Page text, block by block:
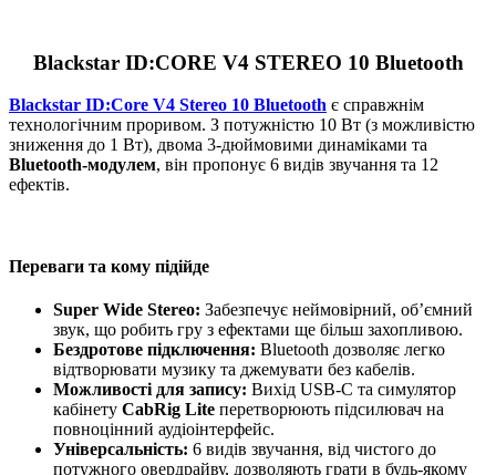
Blackstar ID:CORE V4 STEREO 10 Bluetooth
Blackstar ID:Core V4 Stereo 10 Bluetooth є справжнім
технологічним проривом. З потужністю 10 Вт (з можливістю
зниження до 1 Вт), двома 3-дюймовими динаміками та
Bluetooth-модулем, він пропонує 6 видів звучання та 12
ефектів.
Переваги та кому підійде
Super Wide Stereo: Забезпечує неймовірний, об’ємний
звук, що робить гру з ефектами ще більш захопливою.
Бездротове підключення: Bluetooth дозволяє легко
відтворювати музику та джемувати без кабелів.
Можливості для запису: Вихід USB-C та симулятор
кабінету CabRig Lite перетворюють підсилювач на
повноцінний аудіоінтерфейс.
Універсальність: 6 видів звучання, від чистого до
потужного овердрайву, дозволяють грати в будь-якому